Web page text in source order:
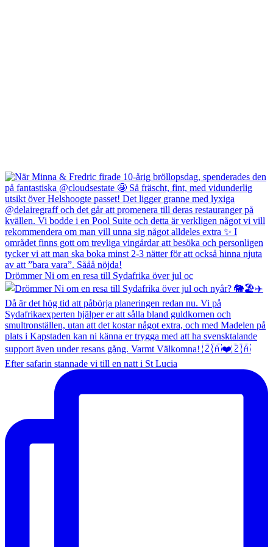
Drömmer Ni om en resa till Sydafrika över jul oc
Efter safarin stannade vi till en natt i St Lucia